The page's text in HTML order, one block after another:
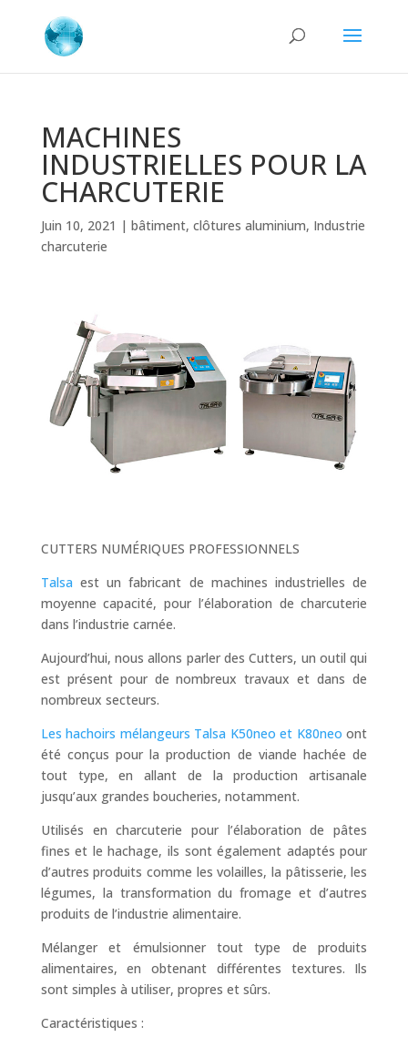
MACHINES
INDUSTRIELLES POUR LA
CHARCUTERIE
Juin 10, 2021 | bâtiment, clôtures aluminium, Industrie
charcuterie
CUTTERS NUMÉRIQUES PROFESSIONNELS
Talsa est un fabricant de machines industrielles de
moyenne capacité, pour l’élaboration de charcuterie
dans l’industrie carnée.
Aujourd’hui, nous allons parler des Cutters, un outil qui
est présent pour de nombreux travaux et dans de
nombreux secteurs.
Les hachoirs mélangeurs Talsa K50neo et K80neo ont
été conçus pour la production de viande hachée de
tout type, en allant de la production artisanale
jusqu’aux grandes boucheries, notamment.
Utilisés en charcuterie pour l’élaboration de pâtes
fines et le hachage, ils sont également adaptés pour
d’autres produits comme les volailles, la pâtisserie, les
légumes, la transformation du fromage et d’autres
produits de l’industrie alimentaire.
Mélanger et émulsionner tout type de produits
alimentaires, en obtenant différentes textures. Ils
sont simples à utiliser, propres et sûrs.
Caractéristiques :